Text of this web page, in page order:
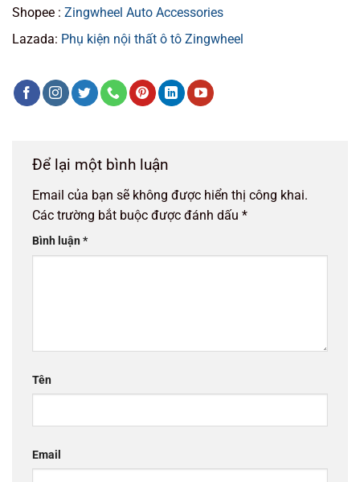
Shopee : Zingwheel Auto Accessories
Lazada: Phụ kiện nội thất ô tô Zingwheel
Để lại một bình luận
Email của bạn sẽ không được hiển thị công khai.
Các trường bắt buộc được đánh dấu *
Bình luận*
Tên
Email